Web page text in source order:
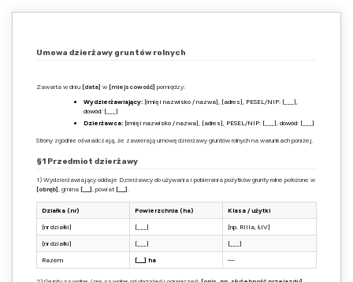
Umowa dzierżawy gruntów rolnych
Zawarta w dniu [data] w [miejscowość] pomiędzy:
Wydzierżawiający: [imię i nazwisko / nazwa], [adres], PESEL/NIP: [___],
dowód: [___]
Dzierżawca: [imię i nazwisko / nazwa], [adres], PESEL/NIP: [___], dowód: [___]
Strony zgodnie oświadczają, że zawierają umowę dzierżawy gruntów rolnych na warunkach poniżej.
§1 Przedmiot dzierżawy
1) Wydzierżawiający oddaje Dzierżawcy do używania i pobierania pożytków grunty rolne położone w
[obręb], gmina [___], powiat [___].
Działka (nr) Powierzchnia (ha) Klasa / użytki
[nr działki] [___] [np. RIIIa, ŁIV]
[nr działki] [___] [___]
Razem [___] ha —